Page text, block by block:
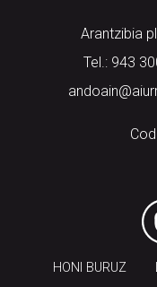
Arantzibia
Tel.: 943
HONI BURUZ